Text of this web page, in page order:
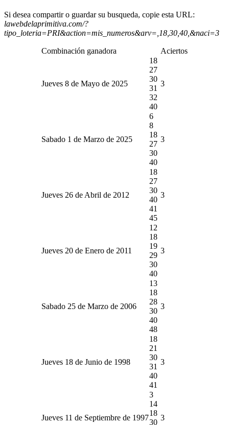
Si desea compartir o guardar su busqueda, copie esta URL:
lawebdelaprimitiva.com/?
tipo_loteria=PRI&action=mis_numeros&arv=,18,30,40,&naci=3
Combinación ganadora Aciertos
Jueves 8 de Mayo de 2025
18
27
30
31
32
40
3
Sabado 1 de Marzo de 2025
6
8
18
27
30
40
3
Jueves 26 de Abril de 2012
18
27
30
40
41
45
3
Jueves 20 de Enero de 2011
12
18
19
29
30
40
3
Sabado 25 de Marzo de 2006
13
18
28
30
40
48
3
Jueves 18 de Junio de 1998
18
21
30
31
40
41
3
Jueves 11 de Septiembre de 1997
3
14
18
30
3